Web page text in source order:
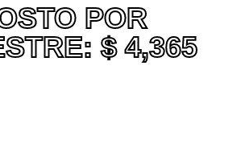
POR
$ 4,365